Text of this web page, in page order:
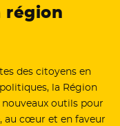
région
des citoyens en
la Région
nouveaux outils pour
au cœur et en faveur